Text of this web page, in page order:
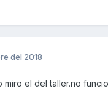
del 2018
miro el del taller.no